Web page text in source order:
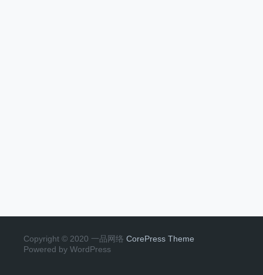
Copyright © 2020 一品网络 CorePress Theme
Powered by WordPress